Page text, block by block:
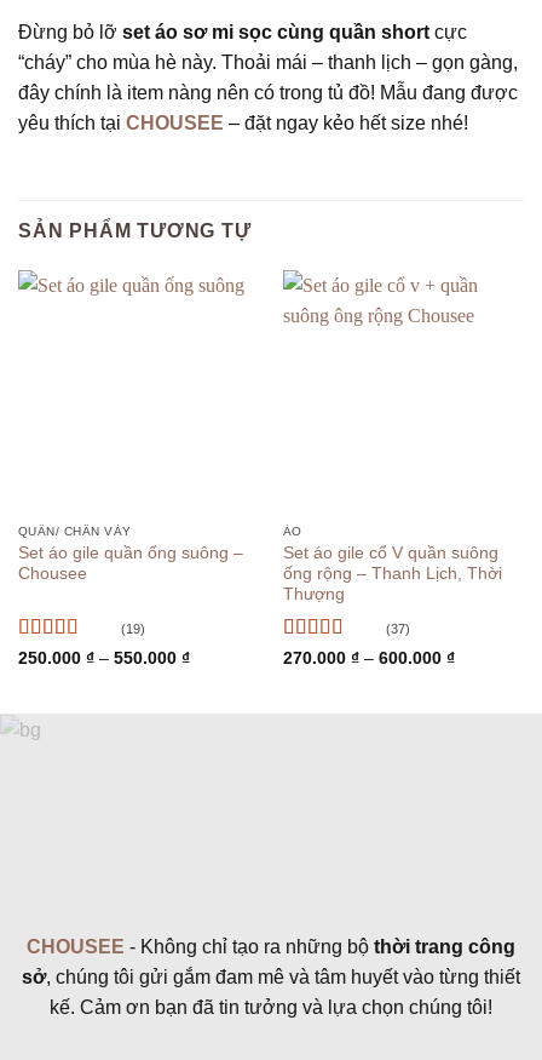
Đừng bỏ lỡ set áo sơ mi sọc cùng quần short cực
“cháy” cho mùa hè này. Thoải mái – thanh lịch – gọn gàng,
đây chính là item nàng nên có trong tủ đồ! Mẫu đang được
yêu thích tại CHOUSEE – đặt ngay kẻo hết size nhé!
SẢN PHẨM TƯƠNG TỰ
QUẦN/ CHÂN VÁY
Set áo gile quần ống suông –
Chousee
Được xếp
(19)
250.000 ₫ – 550.000 ₫Khoảng
ÁO
Set áo gile cổ V quần suông
ống rộng – Thanh Lịch, Thời
Thượng
Được xếp
(37)
270.000 ₫ – 600.000 ₫Khoảng
CHOUSEE - Không chỉ tạo ra những bộ thời trang công
sở, chúng tôi gửi gắm đam mê và tâm huyết vào từng thiết
kế. Cảm ơn bạn đã tin tưởng và lựa chọn chúng tôi!